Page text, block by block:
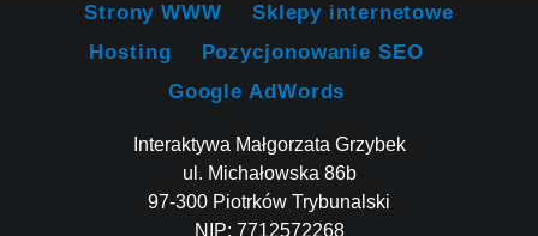
Strony WWW
Sklepy internetowe
Hosting
Pozycjonowanie SEO
Google AdWords
Interaktywa Małgorzata Grzybek
ul. Michałowska 86b
97-300 Piotrków Trybunalski
NIP: 7712572268